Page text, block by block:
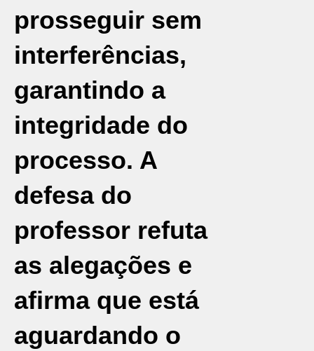
prosseguir sem
interferências,
garantindo a
integridade do
processo. A
defesa do
professor refuta
as alegações e
afirma que está
aguardando o